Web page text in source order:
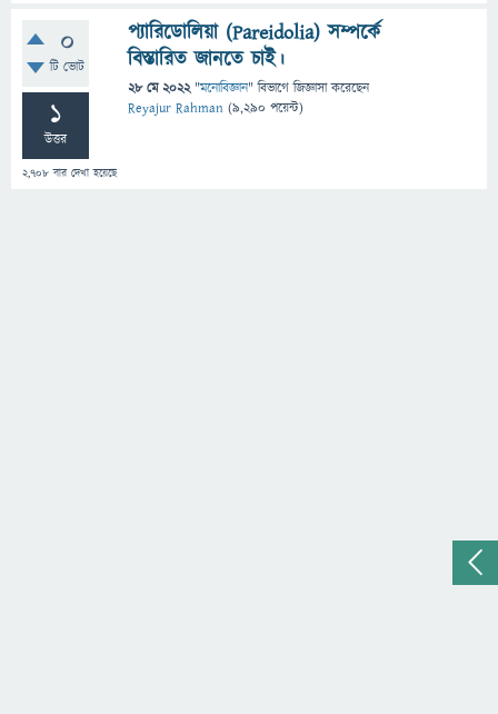
0
টি ভোট
1
উত্তর
2,708 বার দেখা হয়েছে
প্যারিডোলিয়া (Pareidolia) সম্পর্কে
বিস্তারিত জানতে চাই।
28 মে 2022 "মনোবিজ্ঞান" বিভাগে জিজ্ঞাসাকরেছেন
Reyajur Rahman (9,290 পয়েন্ট)